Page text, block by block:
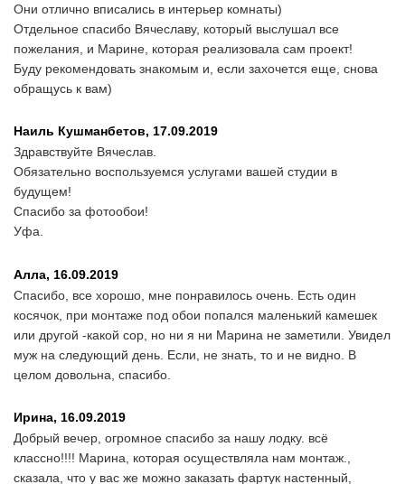
Они отлично вписались в интерьер комнаты)
Отдельное спасибо Вячеславу, который выслушал все
пожелания, и Марине, которая реализовала сам проект!
Буду рекомендовать знакомым и, если захочется еще, снова
обращусь к вам)
Наиль Кушманбетов, 17.09.2019
Здравствуйте Вячеслав.
Обязательно воспользуемся услугами вашей студии в
будущем!
Спасибо за фотообои!
Уфа.
Алла, 16.09.2019
Спасибо, все хорошо, мне понравилось очень. Есть один
косячок, при монтаже под обои попался маленький камешек
или другой -какой сор, но ни я ни Марина не заметили. Увидел
муж на следующий день. Если, не знать, то и не видно. В
целом довольна, спасибо.
Ирина, 16.09.2019
Добрый вечер, огромное спасибо за нашу лодку. всё
классно!!!! Марина, которая осуществляла нам монтаж.,
сказала, что у вас же можно заказать фартук настенный,